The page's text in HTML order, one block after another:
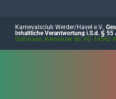
Karnevalsclub Werder/Havel e.V.,
Inhaltliche Verantwortung i.S.d. § 55
Doßmann, Kemnitzer Str. 40, 14542